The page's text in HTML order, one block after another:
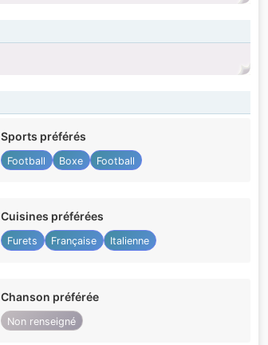
Sports préférés
Football Boxe Football
Cuisines préférées
Furets Française Italienne
Chanson préférée
Non renseigné